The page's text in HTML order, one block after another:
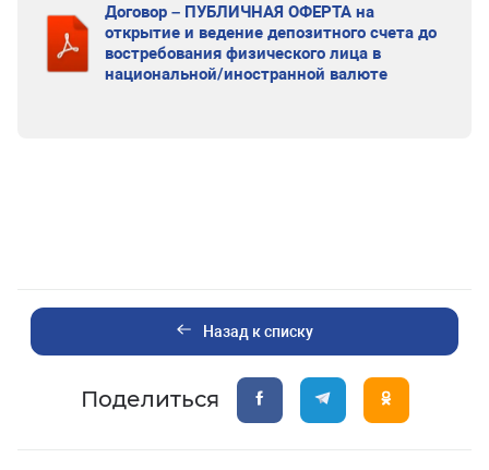
Договор – ПУБЛИЧНАЯ ОФЕРТА на
открытие и ведение депозитного счета до
востребования физического лица в
национальной/иностранной валюте
Назад к списку
Поделиться